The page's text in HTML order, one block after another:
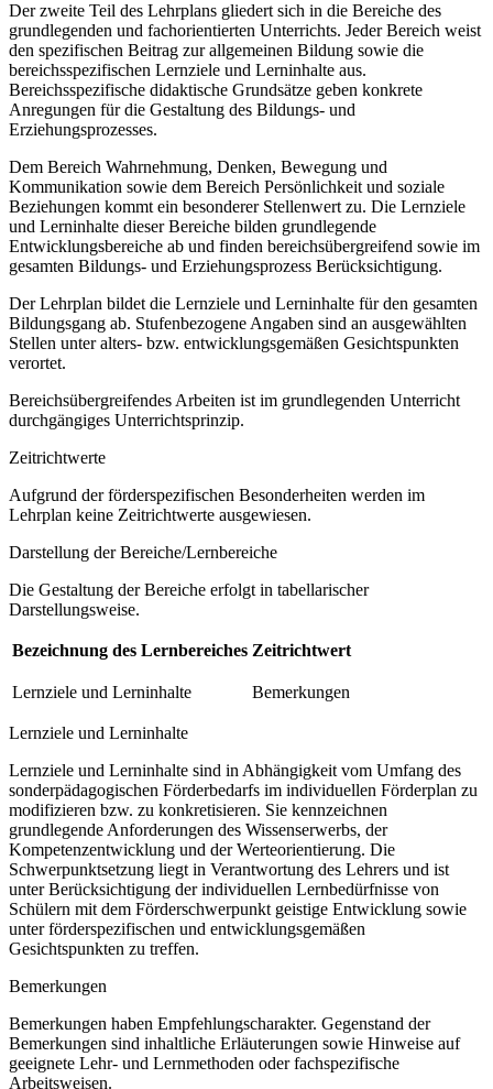
Der zweite Teil des Lehrplans gliedert sich in die Bereiche des
grundlegenden und fachorientierten Unterrichts. Jeder Bereich weist
den spezifischen Beitrag zur allgemeinen Bildung sowie die
bereichsspezifischen Lernziele und Lerninhalte aus.
Bereichsspezifische didaktische Grundsätze geben konkrete
Anregungen für die Gestaltung des Bildungs- und
Erziehungsprozesses.
Dem Bereich Wahrnehmung, Denken, Bewegung und
Kommunikation sowie dem Bereich Persönlichkeit und soziale
Beziehungen kommt ein besonderer Stellenwert zu. Die Lernziele
und Lerninhalte dieser Bereiche bilden grundlegende
Entwicklungsbereiche ab und finden bereichsübergreifend sowie im
gesamten Bildungs- und Erziehungsprozess Berücksichtigung.
Der Lehrplan bildet die Lernziele und Lerninhalte für den gesamten
Bildungsgang ab. Stufenbezogene Angaben sind an ausgewählten
Stellen unter alters- bzw. entwicklungsgemäßen Gesichtspunkten
verortet.
Bereichsübergreifendes Arbeiten ist im grundlegenden Unterricht
durchgängiges Unterrichtsprinzip.
Zeitrichtwerte
Aufgrund der förderspezifischen Besonderheiten werden im
Lehrplan keine Zeitrichtwerte ausgewiesen.
Darstellung der Bereiche/Lernbereiche
Die Gestaltung der Bereiche erfolgt in tabellarischer
Darstellungsweise.
Bezeichnung des Lernbereiches Zeitrichtwert
Lernziele und Lerninhalte Bemerkungen
Lernziele und Lerninhalte
Lernziele und Lerninhalte sind in Abhängigkeit vom Umfang des
sonderpädagogischen Förderbedarfs im individuellen Förderplan zu
modifizieren bzw. zu konkretisieren. Sie kennzeichnen
grundlegende Anforderungen des Wissenserwerbs, der
Kompetenzentwicklung und der Werteorientierung. Die
Schwerpunktsetzung liegt in Verantwortung des Lehrers und ist
unter Berücksichtigung der individuellen Lernbedürfnisse von
Schülern mit dem Förderschwerpunkt geistige Entwicklung sowie
unter förderspezifischen und entwicklungsgemäßen
Gesichtspunkten zu treffen.
Bemerkungen
Bemerkungen haben Empfehlungscharakter. Gegenstand der
Bemerkungen sind inhaltliche Erläuterungen sowie Hinweise auf
geeignete Lehr- und Lernmethoden oder fachspezifische
Arbeitsweisen.